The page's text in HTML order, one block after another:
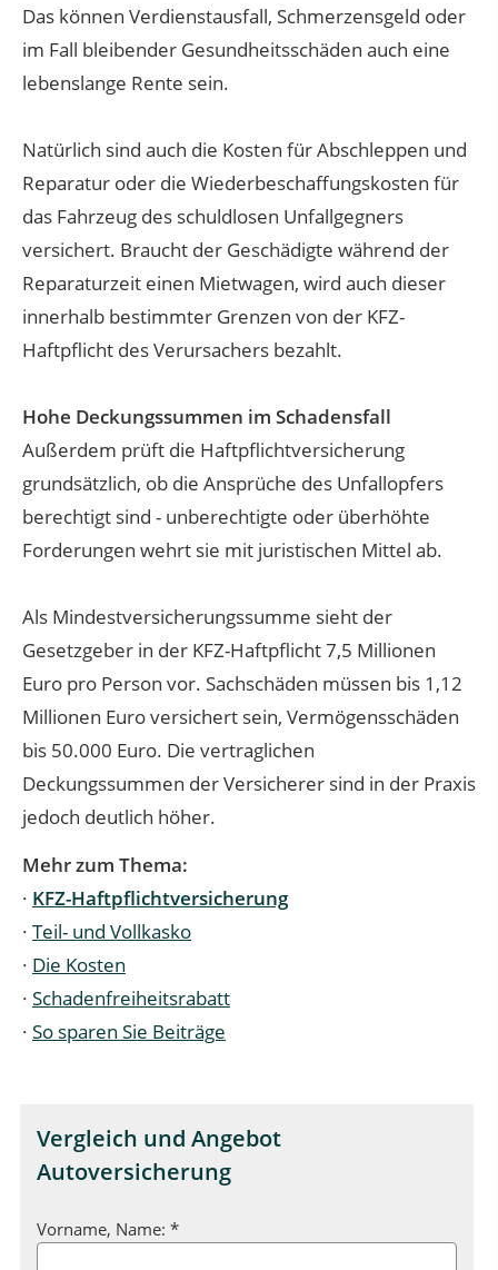
Das können Verdienstausfall, Schmerzensgeld oder
im Fall bleibender Gesundheitsschäden auch eine
lebenslange Rente sein.
Natürlich sind auch die Kosten für Abschleppen und
Reparatur oder die Wiederbeschaffungskosten für
das Fahrzeug des schuldlosen Unfallgegners
versichert. Braucht der Geschädigte während der
Reparaturzeit einen Mietwagen, wird auch dieser
innerhalb bestimmter Grenzen von der KFZ-
Haftpflicht des Verursachers bezahlt.
Hohe Deckungssummen im Schadensfall
Außerdem prüft die Haftpflichtversicherung
grundsätzlich, ob die Ansprüche des Unfallopfers
berechtigt sind - unberechtigte oder überhöhte
Forderungen wehrt sie mit juristischen Mittel ab.
Als Mindestversicherungssumme sieht der
Gesetzgeber in der KFZ-Haftpflicht 7,5 Millionen
Euro pro Person vor. Sachschäden müssen bis 1,12
Millionen Euro versichert sein, Vermögensschäden
bis 50.000 Euro. Die vertraglichen
Deckungssummen der Versicherer sind in der Praxis
jedoch deutlich höher.
Mehr zum Thema:
· KFZ-Haftpflichtversicherung
· Teil- und Vollkasko
· Die Kosten
· Schadenfreiheitsrabatt
· So sparen Sie Beiträge
Vergleich und Angebot
Autoversicherung
Vorname, Name: *